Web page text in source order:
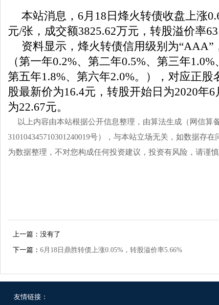
本站消息，6月18日烽火转债收盘上涨
元/张，成交额3825.62万元，转股溢价率
资料显示，烽火转债信用级别为“AAA”
（第一年0.2%、第二年0.5%、第三年
第五年1.8%、第六年2.0%。），对应正股
股最新价为16.4元，转股开始日为2020年
为22.67元。
以上内容由本站根据公开信息整理，由算法生成（网信算
310104345710301240019号），与本站立场无关，如数据存
为数据整理，不对您构成任何投资建议，投资有风险，请谨
上一篇：没有了
下一篇： 6月18日鼎胜转债上涨0.05%，转股溢价率5.66%
友情链接：